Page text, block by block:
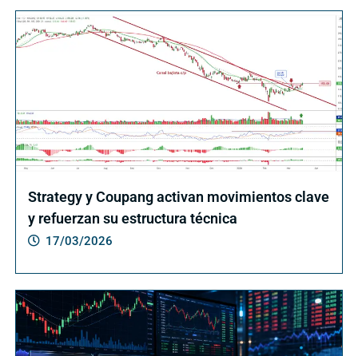
Strategy y Coupang activan movimientos clave
y refuerzan su estructura técnica
17/03/2026